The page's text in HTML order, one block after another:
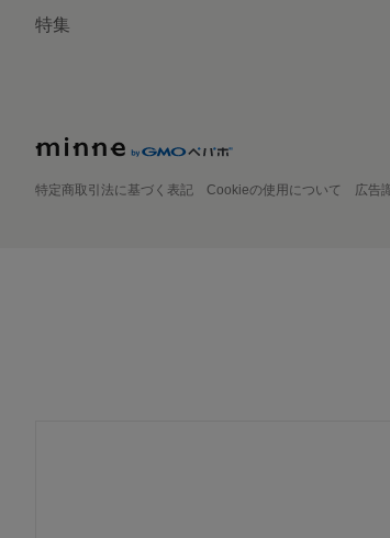
特集
特定商取引法に基づく表記 Cookieの使用について 広告